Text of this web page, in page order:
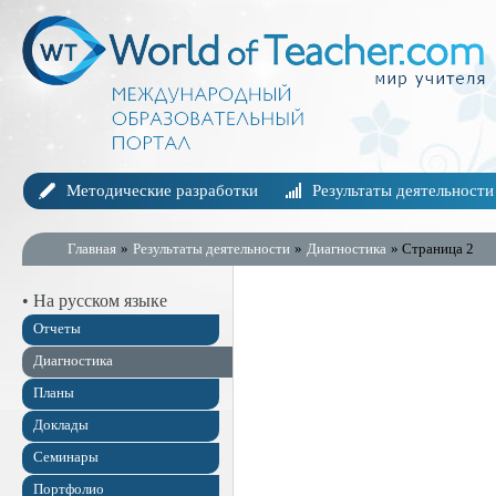
Методические разработки Результаты деятельности
Главная » Результаты деятельности » Диагностика » Страница 2
• На русском языке
Отчеты
Диагностика
Планы
Доклады
Семинары
Портфолио